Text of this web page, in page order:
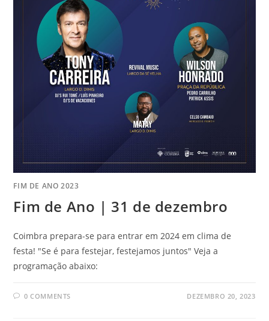
FIM DE ANO 2023
Fim de Ano | 31 de dezembro
Coimbra prepara-se para entrar em 2024 em clima de
festa! "Se é para festejar, festejamos juntos" Veja a
programação abaixo:
0 COMMENTS DEZEMBRO 20, 2023